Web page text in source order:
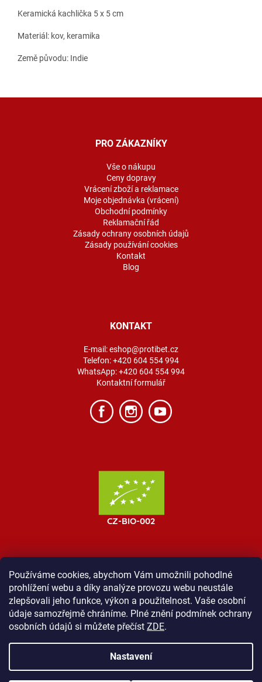
Používáme cookies, abychom Vám umožnili pohodlné
prohlížení webu a díky analýze provozu webu neustále
zlepšovali jeho funkce, výkon a použitelnost. Vaše osobní
údaje samozřejmě chráníme. Plné znění podmínek ochrany
osobních údajů si můžete přečíst ZDE.
Nastavení
Keramická kachlička 5 x 5 cm
Materiál: kov, keramika
Země původu: Indie
PRO ZÁKAZNÍKY
Vše o nákupu
Ceny dopravy
Vrácení zboží a reklamace
Moje objednávka (vrácení)
Obchodní podmínky
Reklamační řád
Zásady ochrany osobních údajů
Zásady používání cookies
Kontakt
Blog
KONTAKT
E-mail:eshop@protibet.cz
Telefon:+420 604 554 994
WhatsApp:+420 604 554 994
Kontaktní formulář
MOST ProTibet Vše o nákupu
Obchodní podmínky
Zásady ochrany osobních údajů
Kontakt
Vytvořil Shoptet